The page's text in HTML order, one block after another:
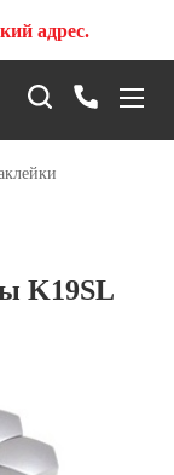
адрес.
K19SL